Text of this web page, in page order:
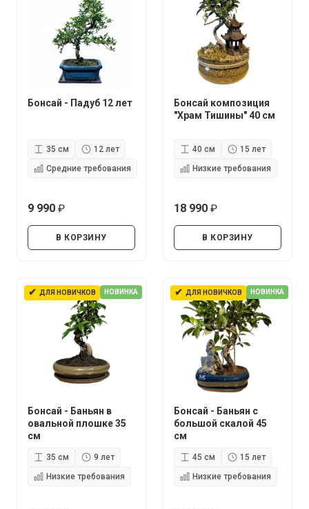
Бонсай - Падуб 12 лет
35 см
12 лет
Средние требования
9 990
В КОРЗИНУ
Бонсай композиция
"Храм Тишины" 40 см
40 см
15 лет
Низкие требования
18 990
В КОРЗИНУ
✔ ДЛЯ НОВИЧКОВ НОВИНКА
Бонсай - Баньян в
овальной плошке 35
см
35 см
9 лет
Низкие требования
✔ ДЛЯ НОВИЧКОВ НОВИНКА
Бонсай - Баньян с
большой скалой 45
см
45 см
15 лет
Низкие требования